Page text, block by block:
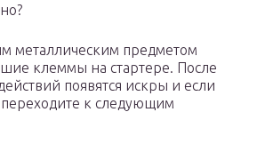
металлическим предметом
клеммы на стартере. После
появятся искры и если
к следующим